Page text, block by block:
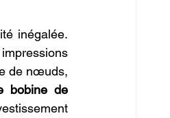
inégalée.
de nœuds,
bobine de